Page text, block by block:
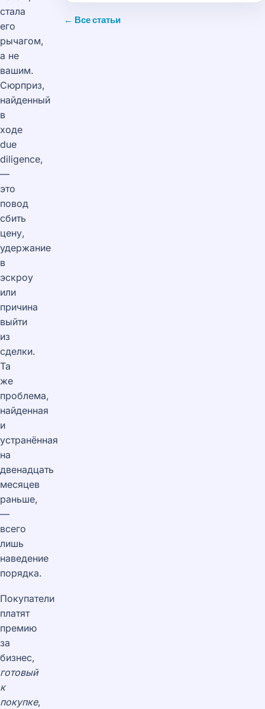
стала
его
рычагом,
а не
вашим.
Сюрприз,
найденный
в
ходе
due
diligence,
—
это
повод
сбить
цену,
удержание
в
эскроу
или
причина
выйти
из
сделки.
Та
же
проблема,
найденная
и
устранённая
на
двенадцать
месяцев
раньше,
—
всего
лишь
наведение
порядка.
Покупатели
платят
премию
за
бизнес,
готовый
к
покупке,
← Все статьи